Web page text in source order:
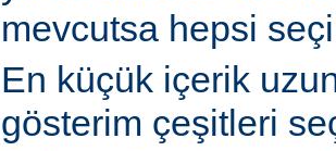
mevcutsa hepsi
En küçük içerik
gösterim çeşitleri